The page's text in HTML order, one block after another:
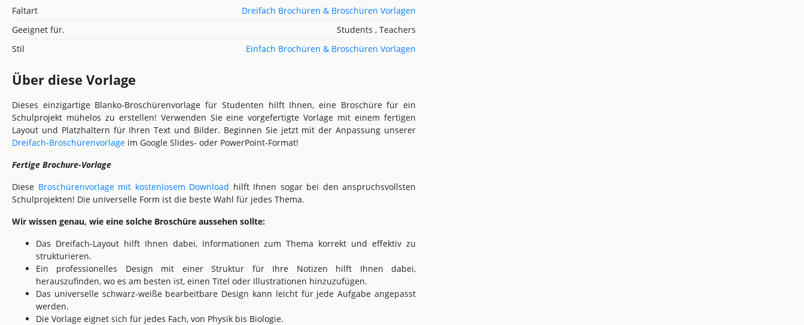
Faltart
Dreifach Brochüren & Broschüren Vorlagen
Geeignet für.
Students , Teachers
Stil
Einfach Brochüren & Broschüren Vorlagen
Über diese Vorlage
Dieses einzigartige Blanko-Broschürenvorlage für Studenten hilft Ihnen, eine Broschüre für ein
Schulprojekt mühelos zu erstellen! Verwenden Sie eine vorgefertigte Vorlage mit einem fertigen
Layout und Platzhaltern für Ihren Text und Bilder. Beginnen Sie jetzt mit der Anpassung unserer
Dreifach-Broschürenvorlage im Google Slides- oder PowerPoint-Format!
Fertige Brochure-Vorlage
Diese Broschürenvorlage mit kostenlosem Download hilft Ihnen sogar bei den anspruchsvollsten
Schulprojekten! Die universelle Form ist die beste Wahl für jedes Thema.
Wir wissen genau, wie eine solche Broschüre aussehen sollte:
Das Dreifach-Layout hilft Ihnen dabei, Informationen zum Thema korrekt und effektiv zu
strukturieren.
Ein professionelles Design mit einer Struktur für Ihre Notizen hilft Ihnen dabei,
herauszufinden, wo es am besten ist, einen Titel oder Illustrationen hinzuzufügen.
Das universelle schwarz-weiße bearbeitbare Design kann leicht für jede Aufgabe angepasst
werden.
Die Vorlage eignet sich für jedes Fach, von Physik bis Biologie.